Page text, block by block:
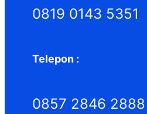
0819 0143 5351
Telepon :
0857 2846 2888